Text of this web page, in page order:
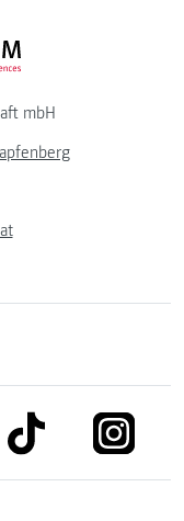
FH JOANNEUM Logo
mbH
link to tiktok link to